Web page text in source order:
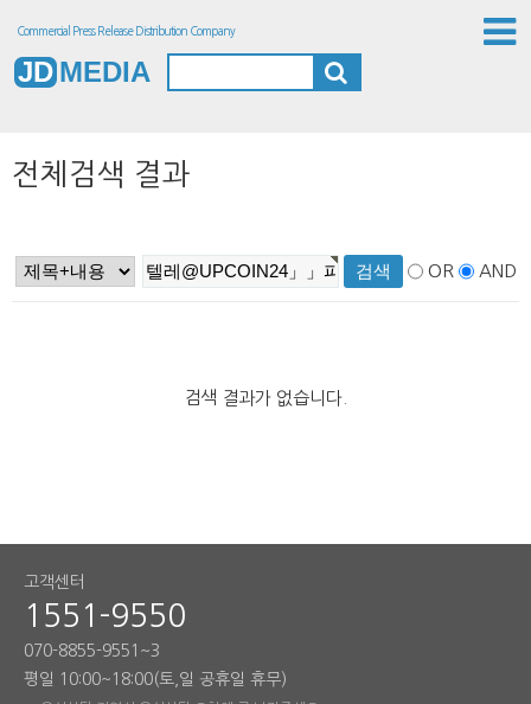
Commercial Press Release Distribution Company
JD MEDIA
전체검색 결과
OR AND
검색 결과가 없습니다.
고객센터
1551-9550
070-8855-9551~3
평일 10:00~18:00(토,일 공휴일 휴무)